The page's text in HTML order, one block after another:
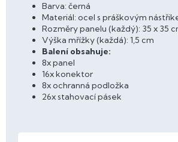
Barva: černá
Materiál: ocel s práškovým
Rozměry panelu (každý): 35 x 35
Výška mřížky (každá): 1,5 cm
Balení obsahuje:
8x panel
16x konektor
8x ochranná podložka
26x stahovací pásek